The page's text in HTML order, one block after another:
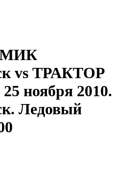
vs ТРАКТОР
ноября 2010.
Ледовый